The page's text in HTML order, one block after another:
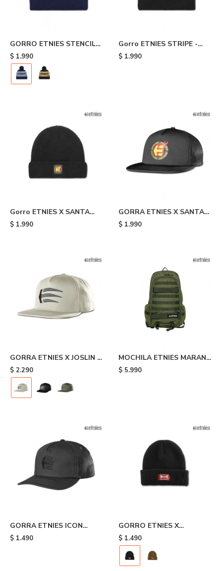
GORRO ETNIES STENCIL
POM BEANIE - Blue
$ 1.990
Gorro ETNIES STRIPE -
Black
$ 1.990
Gorro ETNIES X SANTA
CRUZ FLAME - Black
$ 1.990
GORRA ETNIES X SANTA
CRUZ FLAME - Black
$ 1.990
GORRA ETNIES X JOSLIN -
Beige
$ 2.290
MOCHILA ETNIES MARANA
- Military Green
$ 5.990
GORRA ETNIES ICON
DESTRUCT - Black
$ 1.490
GORRO ETNIES X
INDEPENDENT - Black
$ 1.490